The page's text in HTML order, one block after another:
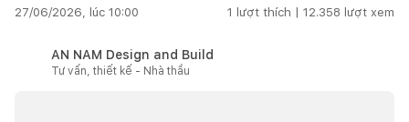
27/06/2026, lúc 10:00 1 lượt thích | 12.358 lượt xem
AN NAM Design and Build
Tư vấn, thiết kế - Nhà thầu